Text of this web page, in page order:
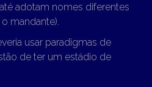
adotam nomes diferentes
mandante).
usar paradigmas de
de ter um estádio de